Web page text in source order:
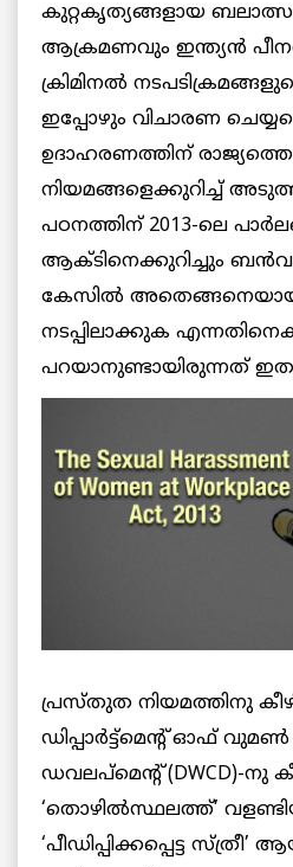
കുറ്റകൃത്യങ്ങളായ
ആക്രമണവും ഇന്ത്യന്‍
ക്രിമിനല്‍
ഇപ്പോഴും വിചാരണ
ഉദാഹരണത്തിന്
നിയമങ്ങളെക്കുറിച്ച്
പഠനത്തിന് 2013-ലെ
ആക്ടിനെക്കുറിച്ചും
കേസില്‍
നടപ്പിലാക്കുക
പറയാനുണ്ടായിരുന്നത്
പ്രസ്തുത നിയമത്തിനു
ഡിപ്പാര്‍ട്ട്‌മെന്റ് ഓഫ്
ഡവലപ്‌മെന്റ് (DWCD)-നു
‘തൊഴില്‍സ്ഥലത്ത്’
‘പീഡിപ്പിക്കപ്പെട്ട